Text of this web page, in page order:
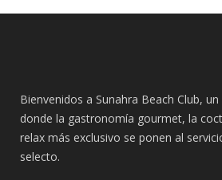
Bienvenidos a Sunahra Beach Club,
donde la gastronomía gourmet, la
relax más exclusivo se ponen al
selecto.